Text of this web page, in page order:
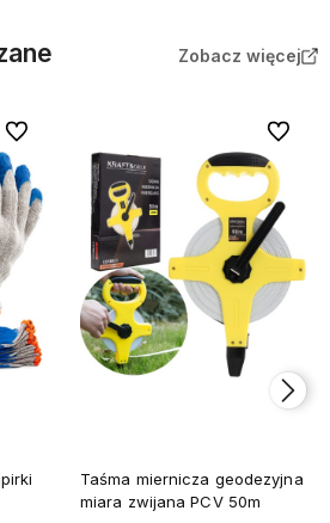
Zobacz więcej
Do ulubionych
Taśma miernicza geodezyjna
miara zwijana PCV 50m
Do